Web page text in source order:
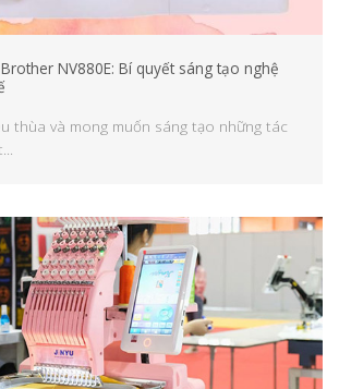
NV880E: Bí quyết sáng tạo nghệ
thùa và mong muốn sáng tạo những tác